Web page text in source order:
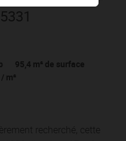
95,4 m² de surface
m²
recherché, cette